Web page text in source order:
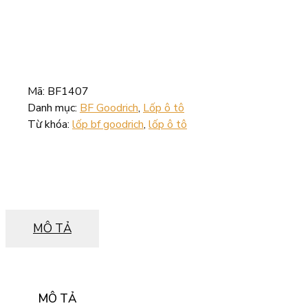
Mã: BF1407
Danh mục: BF Goodrich, Lốp ô tô
Từ khóa: lốp bf goodrich, lốp ô tô
MÔ TẢ
MÔ TẢ